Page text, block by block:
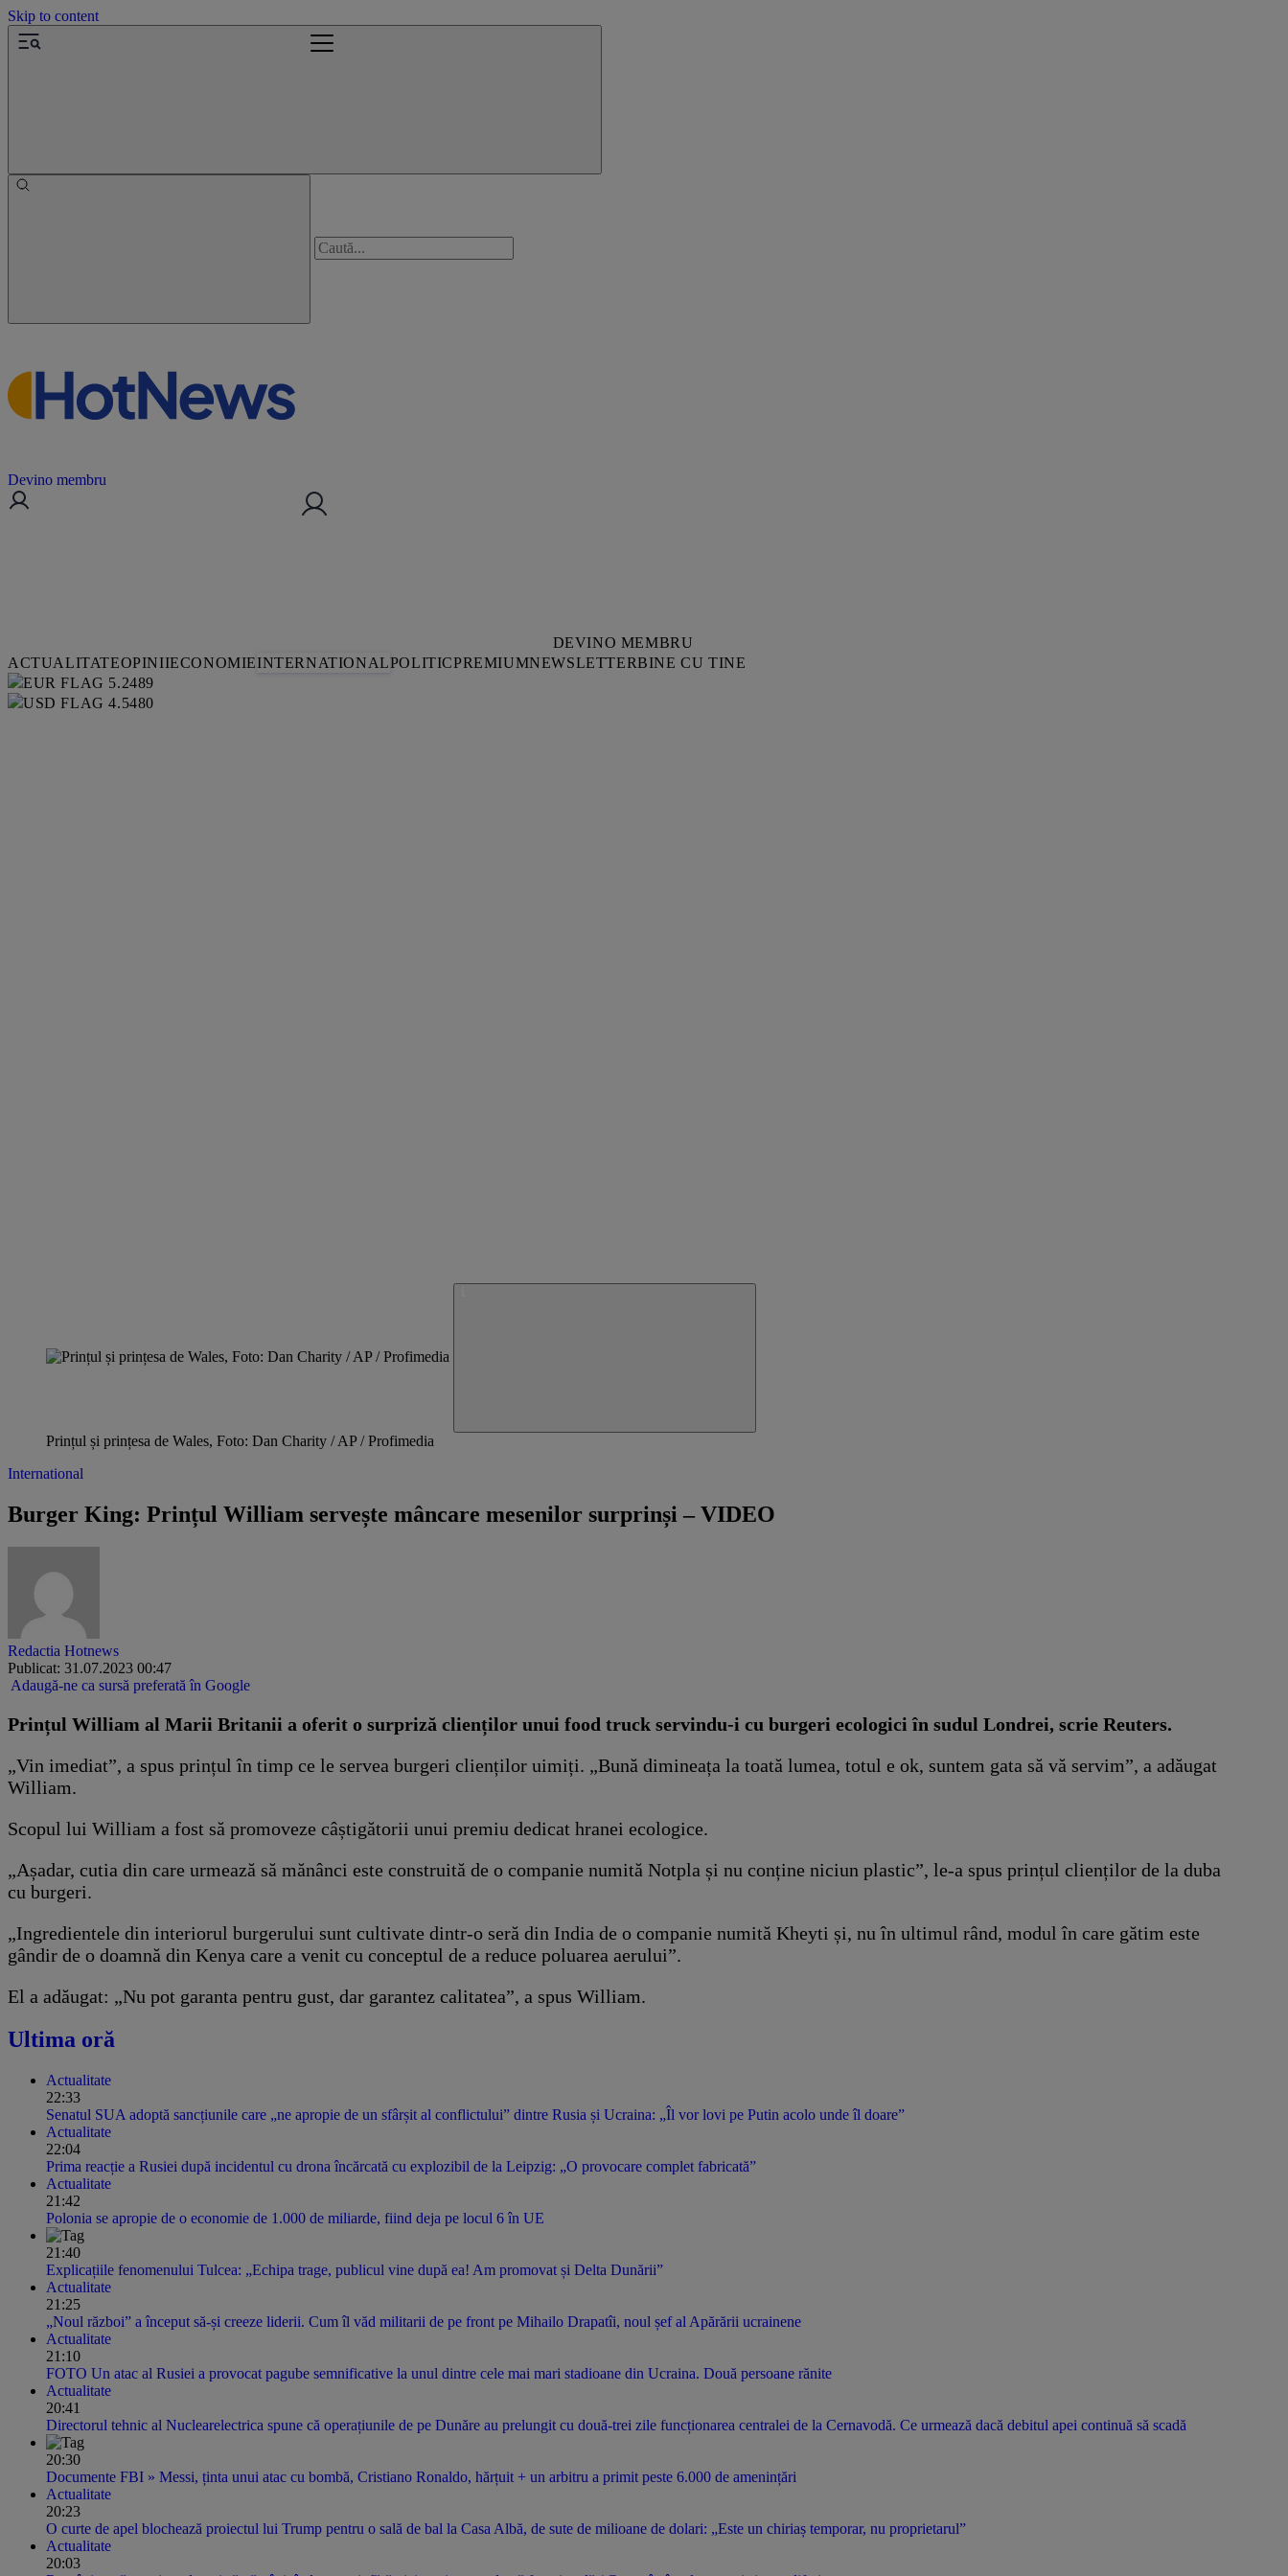
Skip to content
Devino membru
DEVINO MEMBRU
ACTUALITATEOPINIIECONOMIEINTERNATIONALPOLITICPREMIUMNEWSLETTERBINE CU TINE
5.2489
4.5480
Prințul și prințesa de Wales, Foto: Dan Charity / AP / Profimedia
International
Burger King: Prințul William servește mâncare mesenilor surprinși – VIDEO
Redactia Hotnews
Publicat: 31.07.2023 00:47
Adaugă-ne ca sursă preferată în Google
Prințul William al Marii Britanii a oferit o surpriză clienților unui food truck servindu-i cu burgeri ecologici în sudul Londrei, scrie Reuters.
„Vin imediat”, a spus prințul în timp ce le servea burgeri clienților uimiți. „Bună dimineața la toată lumea, totul e ok, suntem gata să vă servim”, a adăugat
William.
Scopul lui William a fost să promoveze câștigătorii unui premiu dedicat hranei ecologice.
„Așadar, cutia din care urmează să mănânci este construită de o companie numită Notpla și nu conține niciun plastic”, le-a spus prințul clienților de la duba
cu burgeri.
„Ingredientele din interiorul burgerului sunt cultivate dintr-o seră din India de o companie numită Kheyti și, nu în ultimul rând, modul în care gătim este
gândir de o doamnă din Kenya care a venit cu conceptul de a reduce poluarea aerului”.
El a adăugat: „Nu pot garanta pentru gust, dar garantez calitatea”, a spus William.
Ultima oră
Actualitate
22:33
Senatul SUA adoptă sancțiunile care „ne apropie de un sfârșit al conflictului” dintre Rusia și Ucraina: „Îl vor lovi pe Putin acolo unde îl doare”
Actualitate
22:04
Prima reacție a Rusiei după incidentul cu drona încărcată cu explozibil de la Leipzig: „O provocare complet fabricată”
Actualitate
21:42
Polonia se apropie de o economie de 1.000 de miliarde, fiind deja pe locul 6 în UE
21:40
Explicațiile fenomenului Tulcea: „Echipa trage, publicul vine după ea! Am promovat și Delta Dunării”
Actualitate
21:25
„Noul război” a început să-și creeze liderii. Cum îl văd militarii de pe front pe Mihailo Drapatîi, noul șef al Apărării ucrainene
Actualitate
21:10
FOTO Un atac al Rusiei a provocat pagube semnificative la unul dintre cele mai mari stadioane din Ucraina. Două persoane rănite
Actualitate
20:41
Directorul tehnic al Nuclearelectrica spune că operațiunile de pe Dunăre au prelungit cu două-trei zile funcționarea centralei de la Cernavodă. Ce urmează dacă debitul apei continuă să scadă
20:30
Documente FBI » Messi, ținta unui atac cu bombă, Cristiano Ronaldo, hărțuit + un arbitru a primit peste 6.000 de amenințări
Actualitate
20:23
O curte de apel blochează proiectul lui Trump pentru o sală de bal la Casa Albă, de sute de milioane de dolari: „Este un chiriaș temporar, nu proprietarul”
Actualitate
20:03